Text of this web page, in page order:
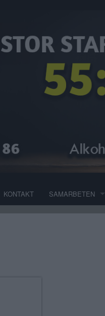
KONTAKT SAMARBETEN